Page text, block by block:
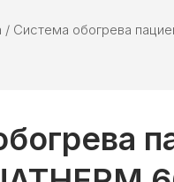
/ Система обогрева